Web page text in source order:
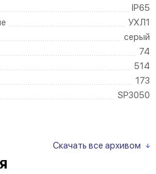
IP65
УХЛ1
серый
74
514
173
SP3050
Скачать все архивом